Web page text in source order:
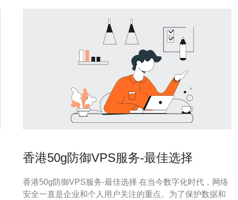
香港50g防御VPS服务-最佳选择
香港50g防御VPS服务-最佳选择 在当今数字化时代，网络
安全一直是企业和个人用户关注的重点。为了保护数据和